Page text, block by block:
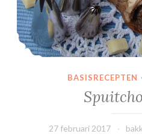
BASISRECEPTEN ·
27 februari 2017